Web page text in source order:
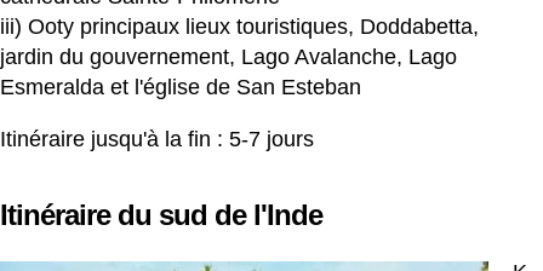
iii) Ooty principaux lieux touristiques, Doddabetta,
jardin du gouvernement, Lago Avalanche, Lago
Esmeralda et l'église de San Esteban
Itinéraire jusqu'à la fin : 5-7 jours
Itinéraire du sud de l'Inde